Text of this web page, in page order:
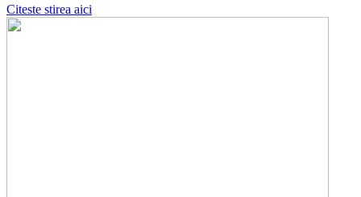
Citeste stirea aici